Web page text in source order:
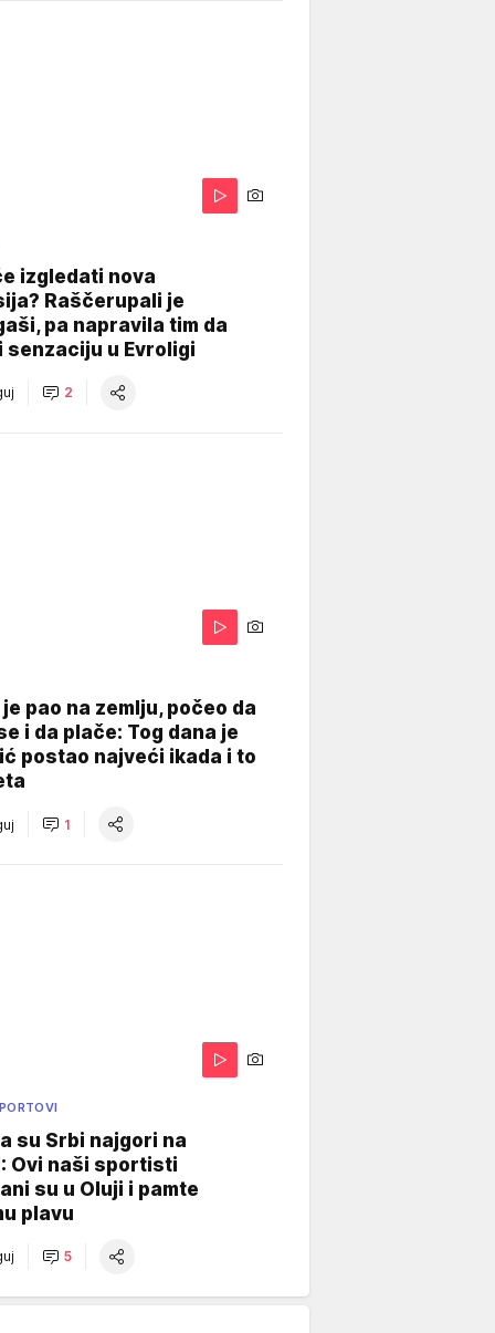
izgledati nova
Raščerupali je
pa napravila tim da
senzaciju u Evroligi
2
je pao na zemlju, počeo da
i da plače: Tog dana je
postao najveći ikada i to
1
su Srbi najgori na
Ovi naši sportisti
su u Oluji i pamte
plavu
5